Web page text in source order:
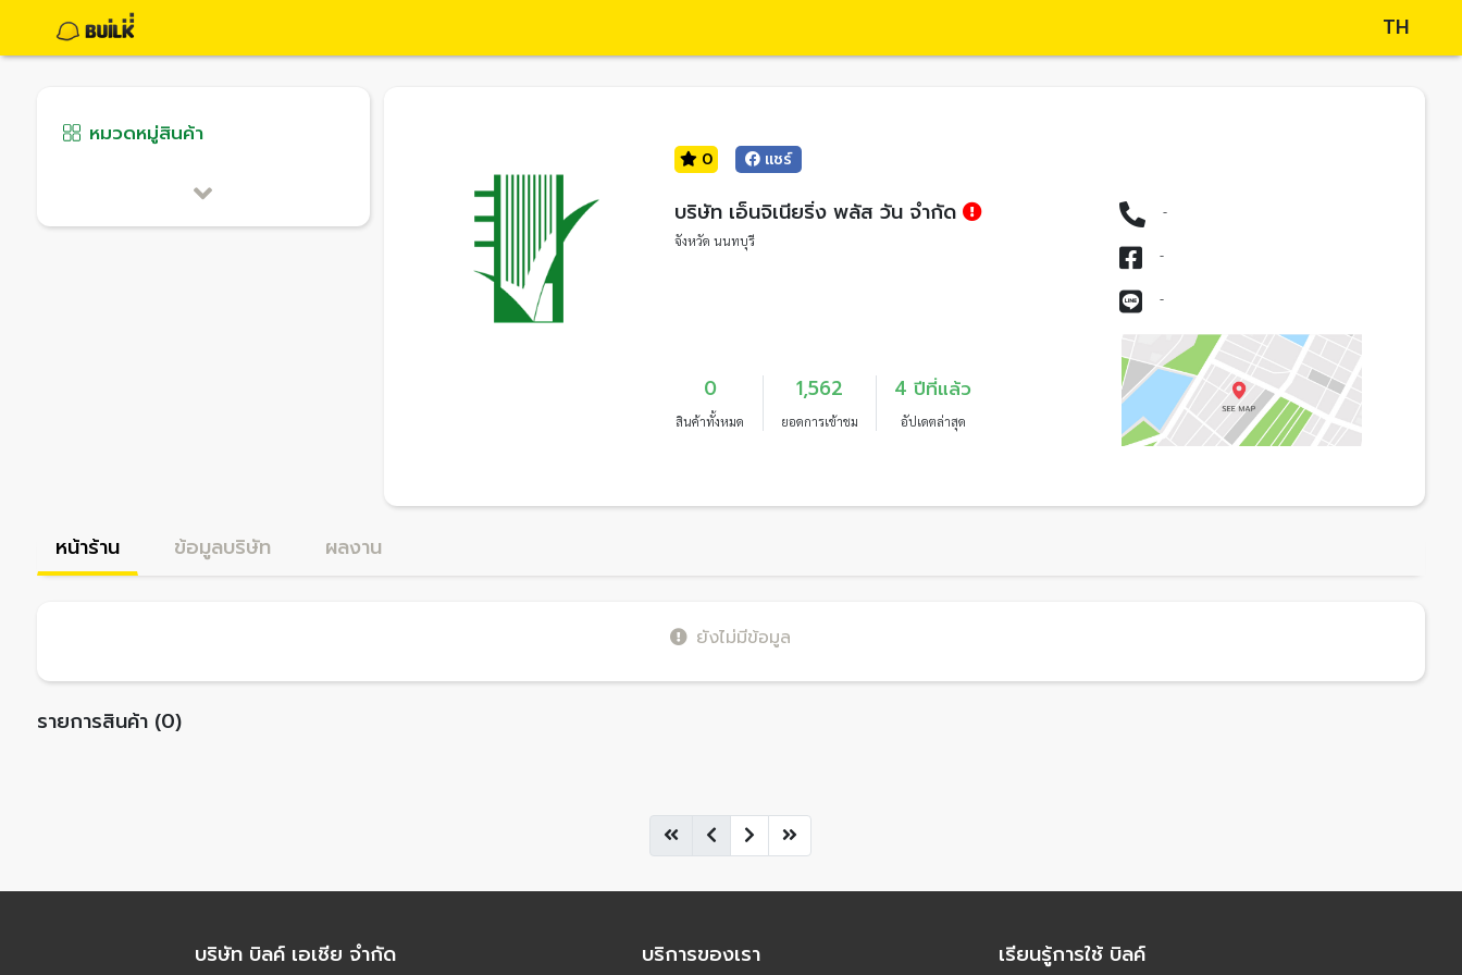
TH
หมวดหมู่สินค้า
0 แชร์
บริษัท เอ็นจิเนียริ่ง พลัส วัน จำกัด
จังหวัด นนทบุรี
0
สินค้าทั้งหมด
1,562
ยอดการเข้าชม
4 ปีที่แล้ว
อัปเดตล่าสุด
-
-
-
หน้าร้าน ข้อมูลบริษัท ผลงาน
ยังไม่มีข้อมูล
รายการสินค้า (0)
บริษัท บิลค์ เอเชีย จำกัด บริการของเรา เรียนรู้การใช้ บิลค์